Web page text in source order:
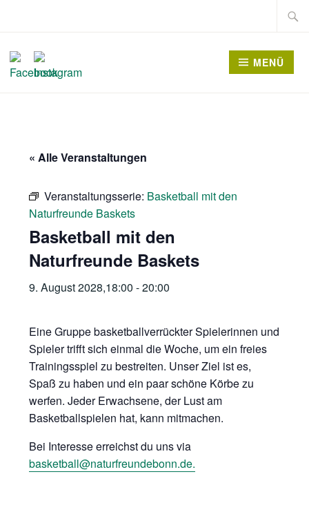
springen
Suche
MENÜ
« Alle Veranstaltungen
Veranstaltungsserie: Basketball mit den
Naturfreunde Baskets
Basketball mit den
Naturfreunde Baskets
9. August 2028,18:00 -20:00
Eine Gruppe basketballverrückter Spielerinnen und
Spieler trifft sich einmal die Woche, um ein freies
Trainingsspiel zu bestreiten. Unser Ziel ist es,
Spaß zu haben und ein paar schöne Körbe zu
werfen. Jeder Erwachsene, der Lust am
Basketballspielen hat, kann mitmachen.
Bei Interesse erreichst du uns via
basketball@naturfreundebonn.de.